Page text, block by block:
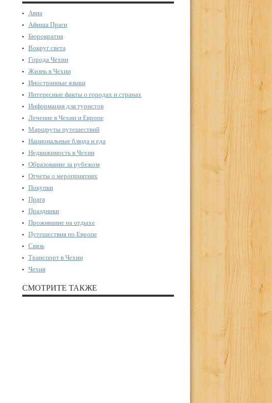
Авиа
Афиша Праги
Бюрократия
Вокруг света
Города Чехии
Жизнь в Чехии
Иностранные языки
Интересные факты о городах и странах
Информация для туристов
Лечение в Чехии и Европе
Маршруты путешествий
Национальные блюда и еда
Недвижимость в Чехии
Образование за рубежом
Отчеты о мероприятиях
Покупки
Прага
Праздники
Проживание на отдыхе
Путешествия по Европе
Связь
Транспорт в Чехии
Чехия
СМОТРИТЕ ТАКЖЕ